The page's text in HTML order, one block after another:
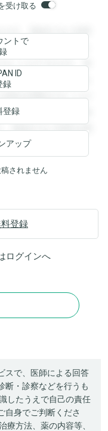
受け取る
す。登録すると回答
回答を閲覧すること
ことができます。登
。登録すると回答を
答を閲覧することが
とができます。登録
登録すると回答を閲
ントで
ID
録
登録
アップ
されません
登録
ログインへ
スで、医師による回答
断・診察などを行うも
したうえで自己の責任
自身でご判断くださ
療方法、薬の内容等、